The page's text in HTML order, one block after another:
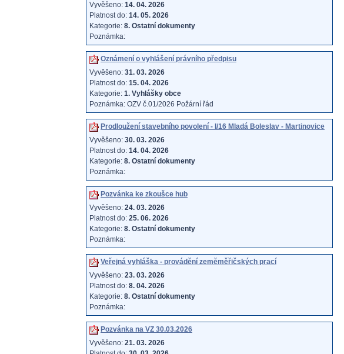
Vyvěšeno: 14. 04. 2026
Platnost do: 14. 05. 2026
Kategorie: 8. Ostatní dokumenty
Poznámka:
Oznámení o vyhlášení právního předpisu
Vyvěšeno: 31. 03. 2026
Platnost do: 15. 04. 2026
Kategorie: 1. Vyhlášky obce
Poznámka: OZV č.01/2026 Požární řád
Prodloužení stavebního povolení - I/16 Mladá Boleslav - Martinovice
Vyvěšeno: 30. 03. 2026
Platnost do: 14. 04. 2026
Kategorie: 8. Ostatní dokumenty
Poznámka:
Pozvánka ke zkoušce hub
Vyvěšeno: 24. 03. 2026
Platnost do: 25. 06. 2026
Kategorie: 8. Ostatní dokumenty
Poznámka:
Veřejná vyhláška - provádění zeměměřičských prací
Vyvěšeno: 23. 03. 2026
Platnost do: 8. 04. 2026
Kategorie: 8. Ostatní dokumenty
Poznámka:
Pozvánka na VZ 30.03.2026
Vyvěšeno: 21. 03. 2026